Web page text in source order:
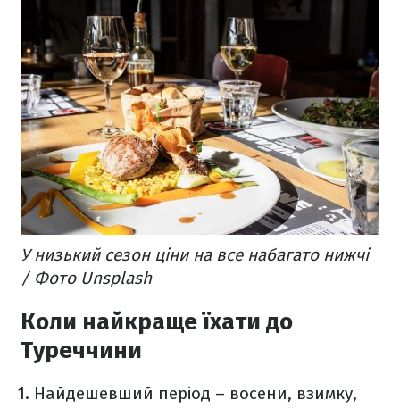
У низький сезон ціни на все набагато нижчі
/ Фото Unsplash
Коли найкраще їхати до
Туреччини
Найдешевший період – восени, взимку,